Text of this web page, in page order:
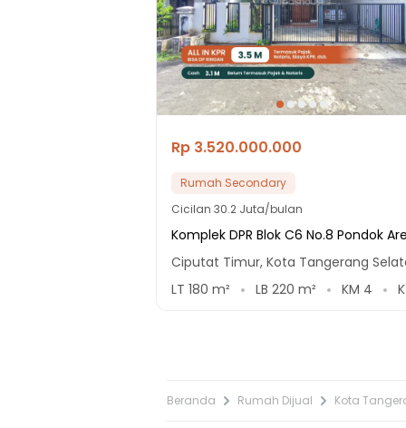
Rp 3.520.000.000
Rumah Secondary
Cicilan 30.2 Juta/bulan
Komplek DPR Blok C6 No.8 Pondok
Ciputat Timur, Kota Tangerang
LT 180 m² LB 220 m² KM 4
Beranda Rumah Dijual Kota